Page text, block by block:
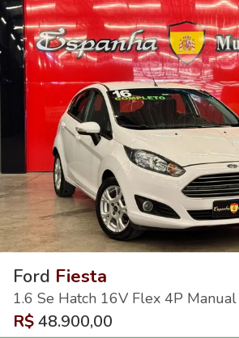
Ford Fiesta
1.6 Se Hatch 16V Flex 4P Manual
R$48.900,00